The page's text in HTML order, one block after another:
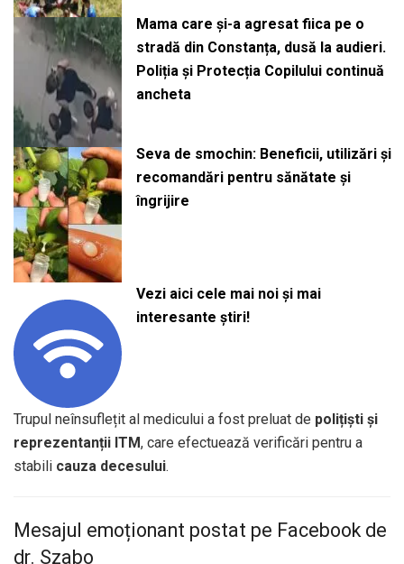
Mama care și-a agresat fiica pe o
stradă din Constanța, dusă la audieri.
Poliția și Protecția Copilului continuă
ancheta
Seva de smochin: Beneficii, utilizări și
recomandări pentru sănătate și
îngrijire
Vezi aici cele mai noi și mai
interesante știri!
Trupul neînsuflețit al medicului a fost preluat de polițiști și
reprezentanții ITM, care efectuează verificări pentru a
stabili cauza decesului.
Mesajul emoționant postat pe Facebook de
dr. Szabo